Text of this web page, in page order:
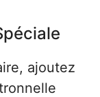
ajoutez